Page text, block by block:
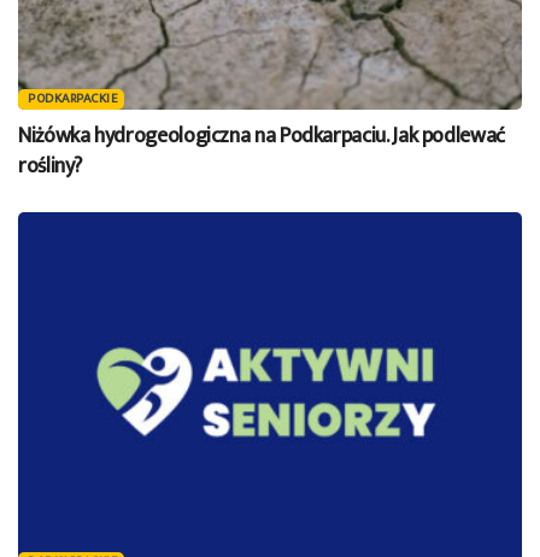
PODKARPACKIE
Niżówka hydrogeologiczna na Podkarpaciu. Jak podlewać
rośliny?